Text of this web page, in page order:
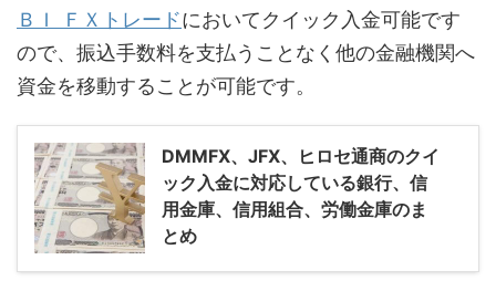
ＢＩ ＦＸトレードにおいてクイック入金可能です
ので、振込手数料を支払うことなく他の金融機関へ
資金を移動することが可能です。
DMMFX、JFX、ヒロセ通商のクイ
ック入金に対応している銀行、信
用金庫、信用組合、労働金庫のま
とめ